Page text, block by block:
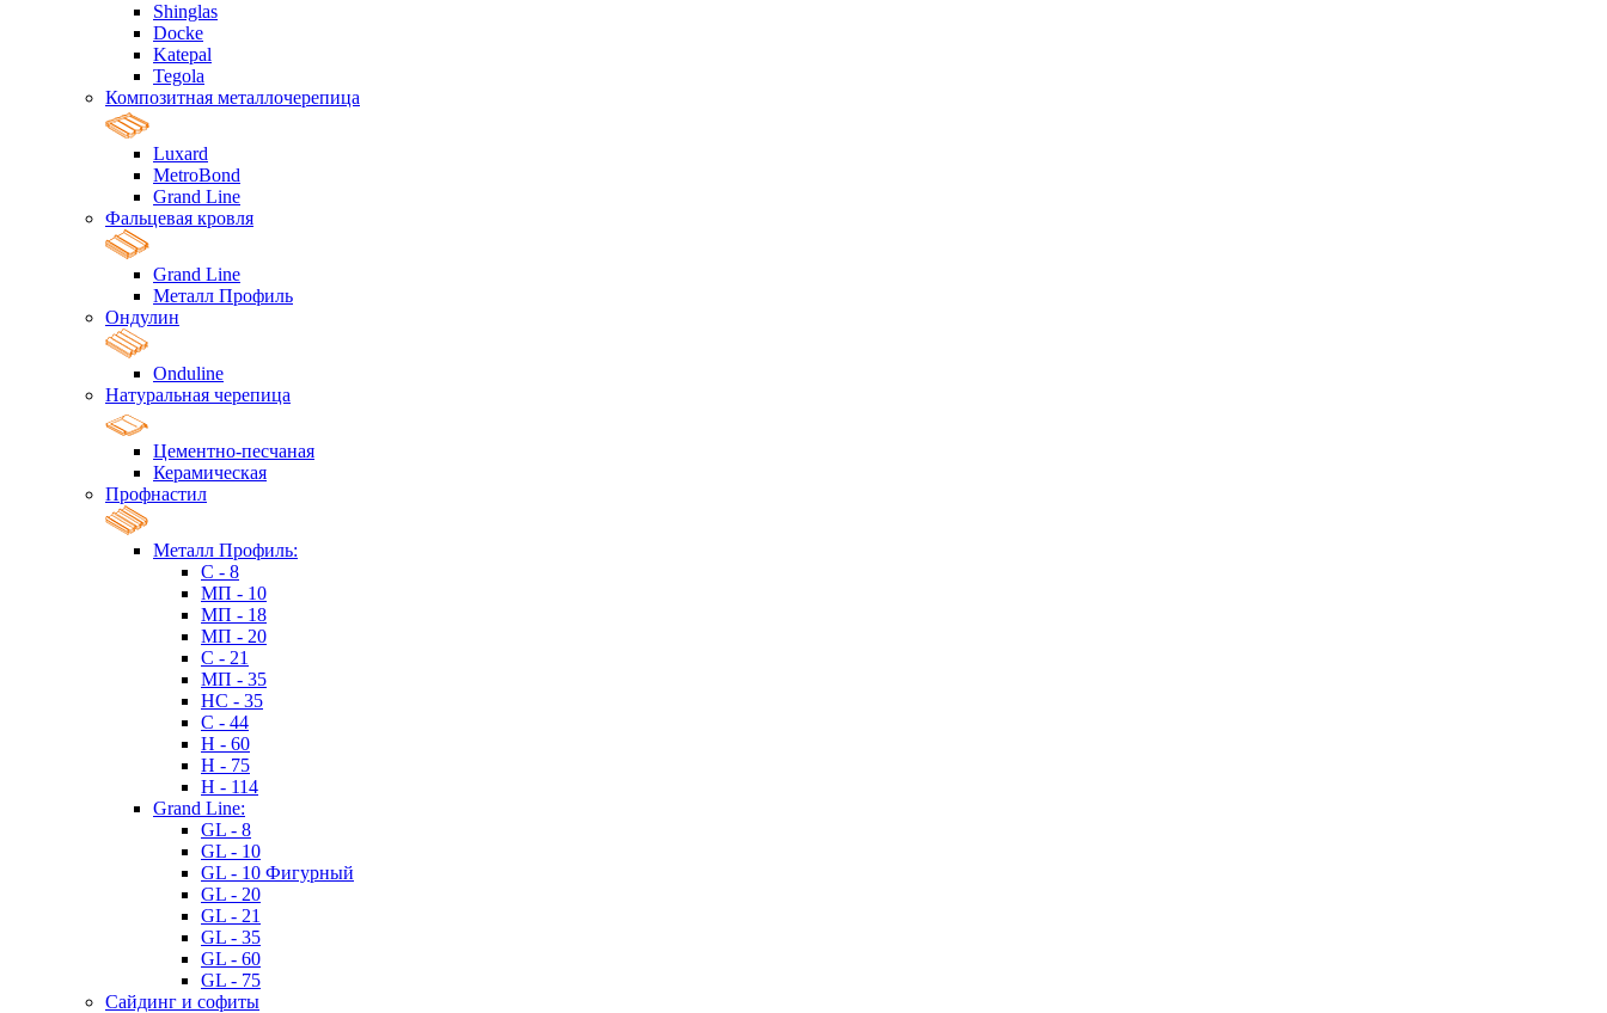
Shinglas
Docke
Katepal
Tegola
Композитная металлочерепица
Luxard
MetroBond
Grand Line
Фальцевая кровля
Grand Line
Металл Профиль
Ондулин
Onduline
Натуральная черепица
Цементно-песчаная
Керамическая
Профнастил
Металл Профиль:
C - 8
МП - 10
МП - 18
МП - 20
C - 21
МП - 35
HC - 35
C - 44
H - 60
H - 75
H - 114
Grand Line:
GL - 8
GL - 10
GL - 10 Фигурный
GL - 20
GL - 21
GL - 35
GL - 60
GL - 75
Сайдинг и софиты